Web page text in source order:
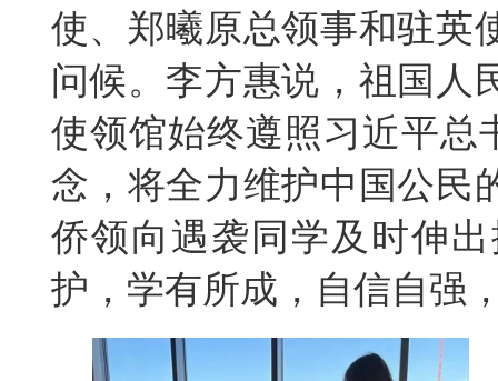
使、郑曦原总领事和驻英
问候。李方惠说，祖国人
使领馆始终遵照习近平总
念，将全力维护中国公民
侨领向遇袭同学及时伸
护，学有所成，自信自强